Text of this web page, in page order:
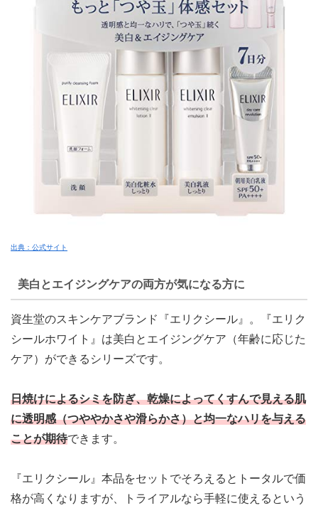
出典：公式サイト
美白とエイジングケアの両方が気になる方に
資生堂のスキンケアブランド『エリクシール』。『エリク
シールホワイト』は美白とエイジングケア（年齢に応じた
ケア）ができるシリーズです。
日焼けによるシミを防ぎ、乾燥によってくすんで見える肌
に透明感（つややかさや滑らかさ）と均一なハリを与える
ことが期待できます。
『エリクシール』本品をセットでそろえるとトータルで価
格が高くなりますが、トライアルなら手軽に使えるという